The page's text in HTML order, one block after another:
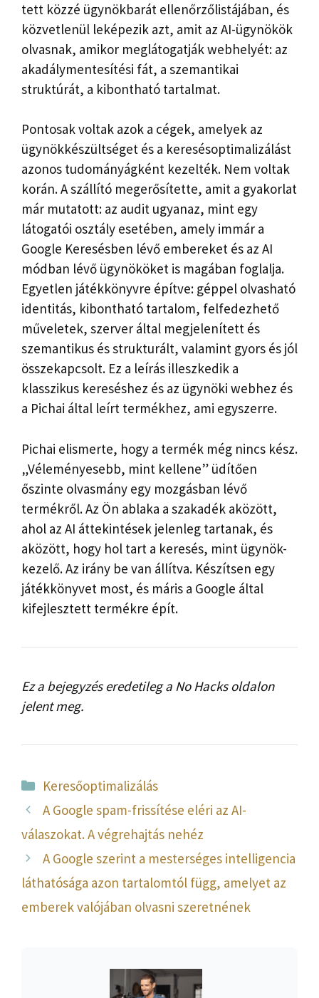
tett közzé ügynökbarát ellenőrzőlistájában, és
közvetlenül leképezik azt, amit az AI-ügynökök
olvasnak, amikor meglátogatják webhelyét: az
akadálymentesítési fát, a szemantikai
struktúrát, a kibontható tartalmat.
Pontosak voltak azok a cégek, amelyek az
ügynökkészültséget és a keresésoptimalizálást
azonos tudományágként kezelték. Nem voltak
korán. A szállító megerősítette, amit a gyakorlat
már mutatott: az audit ugyanaz, mint egy
látogatói osztály esetében, amely immár a
Google Keresésben lévő embereket és az AI
módban lévő ügynököket is magában foglalja.
Egyetlen játékkönyvre építve: géppel olvasható
identitás, kibontható tartalom, felfedezhető
műveletek, szerver által megjelenített és
szemantikus és strukturált, valamint gyors és jól
összekapcsolt. Ez a leírás illeszkedik a
klasszikus kereséshez és az ügynöki webhez és
a Pichai által leírt termékhez, ami egyszerre.
Pichai elismerte, hogy a termék még nincs kész.
„Véleményesebb, mint kellene” üdítően
őszinte olvasmány egy mozgásban lévő
termékről. Az Ön ablaka a szakadék aközött,
ahol az AI áttekintések jelenleg tartanak, és
aközött, hogy hol tart a keresés, mint ügynök-
kezelő. Az irány be van állítva. Készítsen egy
játékkönyvet most, és máris a Google által
kifejlesztett termékre épít.
Ez a bejegyzés eredetileg a No Hacks oldalon
jelent meg.
Kategória
Keresőoptimalizálás
A Google spam-frissítése eléri az AI-
válaszokat. A végrehajtás nehéz
A Google szerint a mesterséges intelligencia
láthatósága azon tartalomtól függ, amelyet az
emberek valójában olvasni szeretnének